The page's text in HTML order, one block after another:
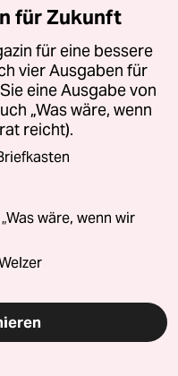
für Zukunft
für eine bessere
vier Ausgaben für
eine Ausgabe von
„Was wäre, wenn
reicht).
wäre, wenn wir